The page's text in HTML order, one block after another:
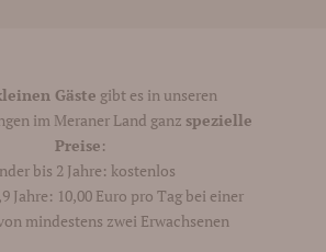
Gäste gibt es in unseren
im Meraner Land ganz spezielle
Preise:
bis 2 Jahre: kostenlos
Jahre: 10,00 Euro pro Tag bei einer
mindestens zwei Erwachsenen